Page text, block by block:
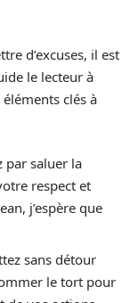
d’excuses, il est
le lecteur à
clés à
par saluer la
respect et
j’espère que
sans détour
le tort pour